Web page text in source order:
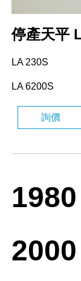
停產天平
LA 230S
LA 6200S
詢價